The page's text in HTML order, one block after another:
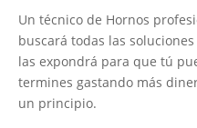
Un técnico de Hornos
buscará todas las
las expondrá para que tú
termines gastando más
un principio.